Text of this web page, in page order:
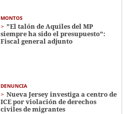
MONTOS
"El talón de Aquiles del MP
siempre ha sido el presupuesto":
Fiscal general adjunto
DENUNCIA
Nueva Jersey investiga a centro de
ICE por violación de derechos
civiles de migrantes